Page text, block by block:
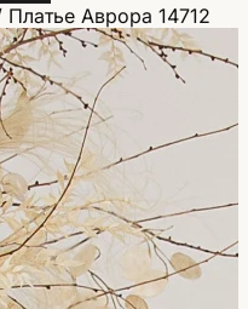
Платье Аврора 14712